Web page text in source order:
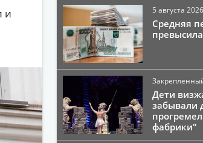
и
5 августа
Средняя
Дети
забывали
фабрики"